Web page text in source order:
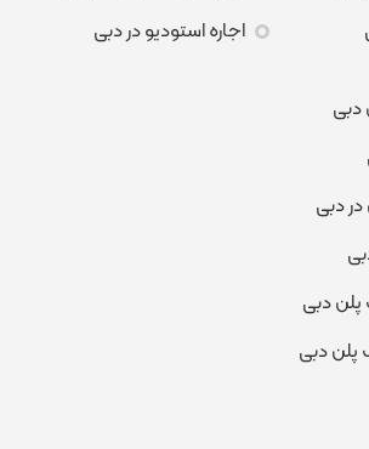
اجاره استودیو در دبی
دبی
دبی
دبی
دبی